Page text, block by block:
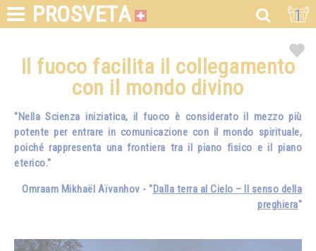
PROSVETA 1
Il fuoco facilita il collegamento
con il mondo divino
"Nella Scienza iniziatica, il fuoco è considerato il mezzo più
potente per entrare in comunicazione con il mondo spirituale,
poiché rappresenta una frontiera tra il piano fisico e il piano
eterico."
Omraam Mikhaël Aïvanhov - "Dalla terra al Cielo – Il senso della
preghiera"